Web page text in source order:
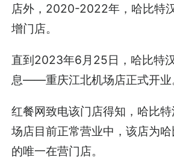
店外，2020-2022年，哈比特
增门店。
直到2023年6月25日，哈比特
息——重庆江北机场店正式开业
红餐网致电该门店得知，哈比
场店目前正常营业中，该店为
的唯一在营门店。